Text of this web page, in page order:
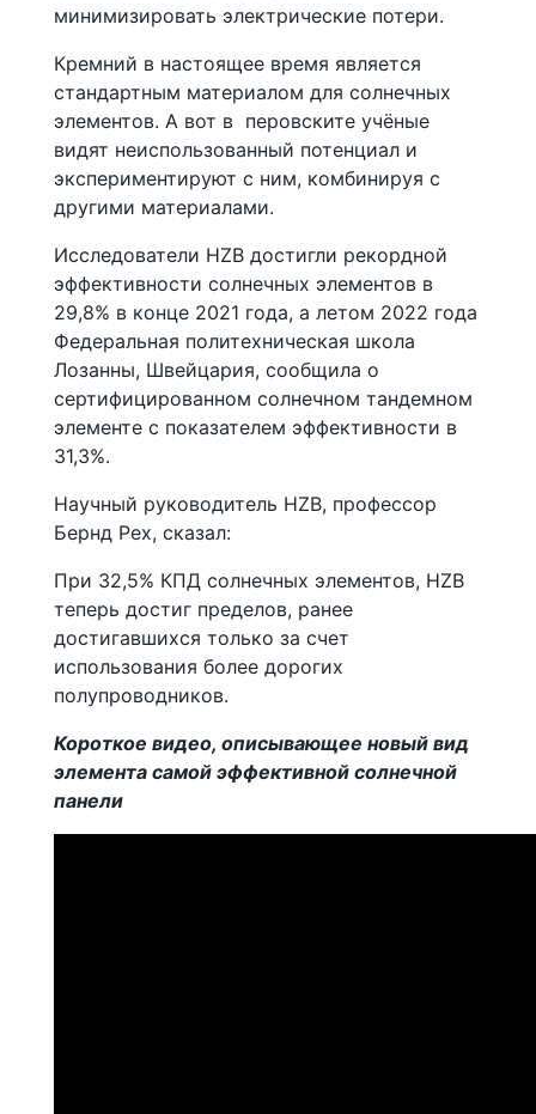
минимизировать электрические потери.
Кремний в настоящее время является
стандартным материалом для солнечных
элементов. А вот в перовските учёные
видят неиспользованный потенциал и
экспериментируют с ним, комбинируя с
другими материалами.
Исследователи HZB достигли рекордной
эффективности солнечных элементов в
29,8% в конце 2021 года, а летом 2022 года
Федеральная политехническая школа
Лозанны, Швейцария, сообщила о
сертифицированном солнечном тандемном
элементе с показателем эффективности в
31,3%.
Научный руководитель HZB, профессор
Бернд Рех, сказал:
При 32,5% КПД солнечных элементов, HZB
теперь достиг пределов, ранее
достигавшихся только за счет
использования более дорогих
полупроводников.
Короткое видео, описывающее новый вид
элемента самой эффективной солнечной
панели